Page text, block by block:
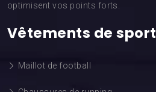
optimisent vos points forts.
Vêtements de sport
Maillot de football